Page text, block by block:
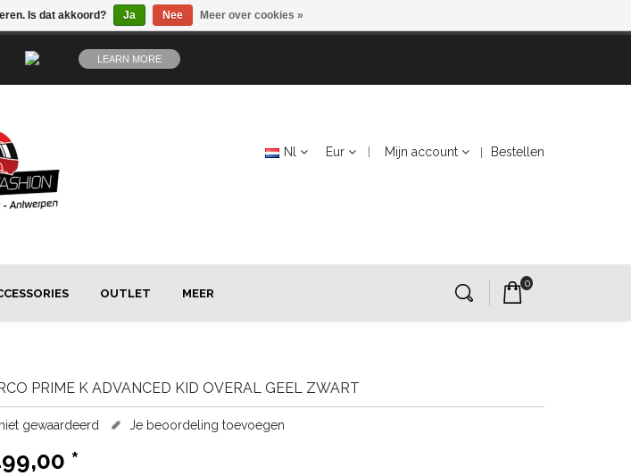
LEARN MORE
Nl Eur Mijn account Bestellen
OUTLET MEER
0
PRIME K ADVANCED KID OVERAL GEEL ZWART
gewaardeerd Je beoordeling toevoegen
*
Is dat akkoord? Ja Nee Meer over cookies »